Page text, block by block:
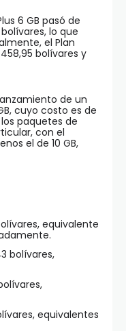
6 GB pasó de
lo que
el Plan
bolívares y
de un
cuyo costo es de
paquetes de
con el
el de 10 GB,
equivalente
bolívares,
equivalentes